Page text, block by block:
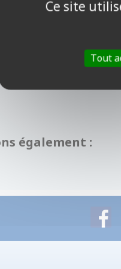
également :
Ce site
Tout